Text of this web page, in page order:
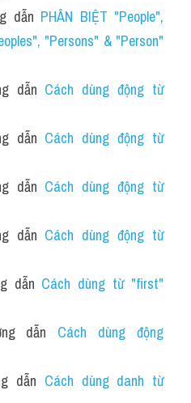
dẫn PHÂN BIỆT "People",
"Persons" & "Person"
dẫn Cách dùng động từ
dẫn Cách dùng động từ
dẫn Cách dùng động từ
dẫn Cách dùng động từ
dẫn Cách dùng từ "first"
dẫn Cách dùng động
dẫn Cách dùng danh từ